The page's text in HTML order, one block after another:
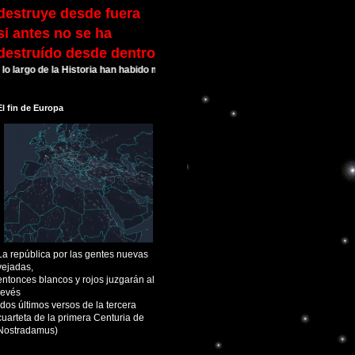
desde fuera
antes no se ha
desde dentro
de la Historia han habido muchas Civilizaciones que alcanzaron su
fin de Europa
república por las gentes nuevas
blancos y rojos juzgarán al
últimos versos de la tercera
de la primera Centuria de